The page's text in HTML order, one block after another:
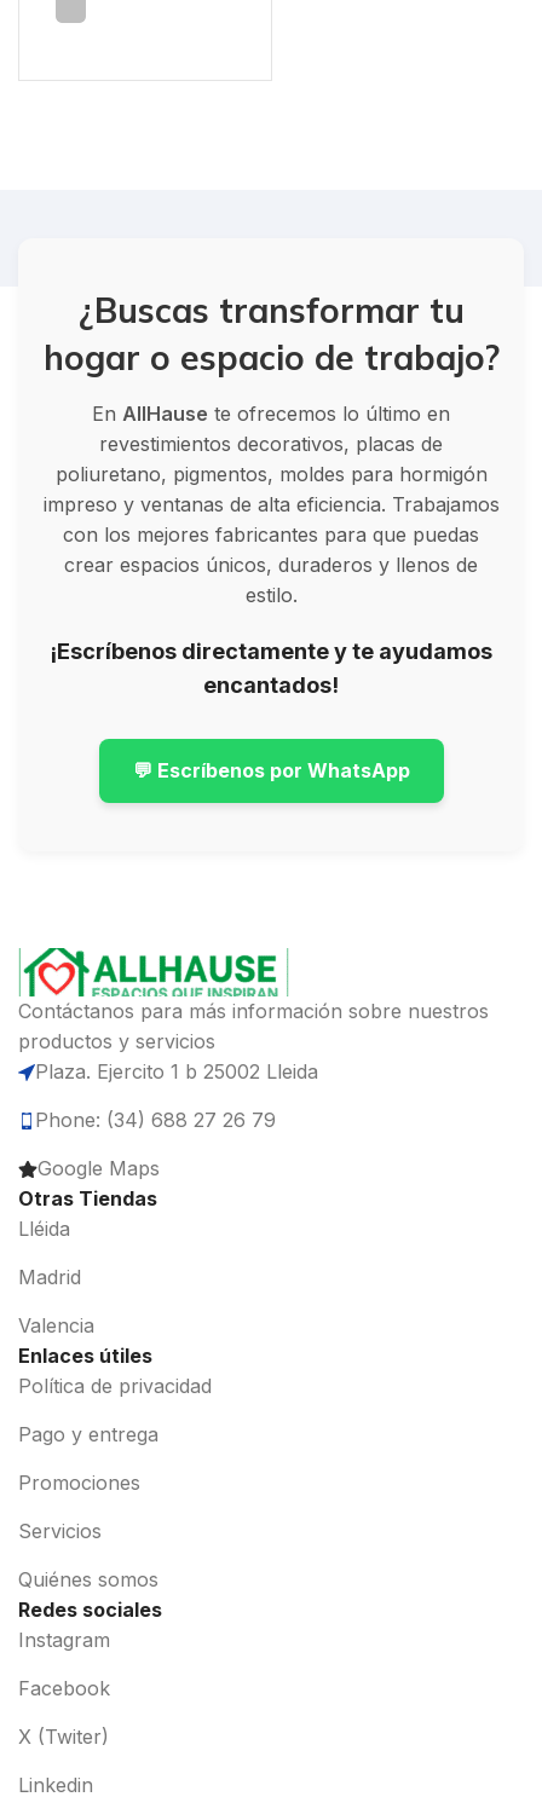
¿Buscas transformar tu
hogar o espacio de trabajo?
En AllHause te ofrecemos lo último en
revestimientos decorativos, placas de
poliuretano, pigmentos, moldes para hormigón
impreso y ventanas de alta eficiencia. Trabajamos
con los mejores fabricantes para que puedas
crear espacios únicos, duraderos y llenos de
estilo.
¡Escríbenos directamente y te ayudamos
encantados!
💬 Escríbenos por WhatsApp
Contáctanos para más información sobre nuestros
productos y servicios
Plaza. Ejercito 1 b 25002 Lleida
Phone: (34) 688 27 26 79
Google Maps
Otras Tiendas
Lléida
Madrid
Valencia
Enlaces útiles
Política de privacidad
Pago y entrega
Promociones
Servicios
Quiénes somos
Redes sociales
Instagram
Facebook
X (Twiter)
Linkedin